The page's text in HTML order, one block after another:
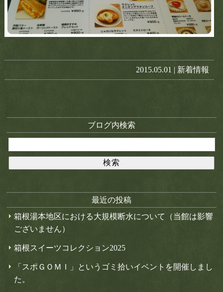
2015.05.01 | 新着情報
ブログ内検索
最近の投稿
箱根湯本地区における大規模断水について（当館は影響
ございません）
箱根スイーツコレクション2025
「スポＧＯＭＩ」というゴミ拾いイベントを開催しまし
た。